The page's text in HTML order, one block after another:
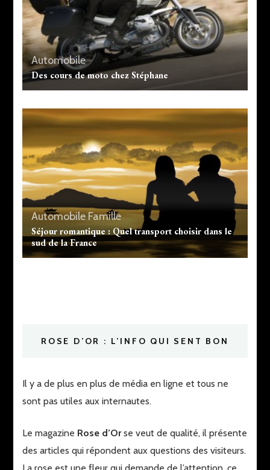
Automobile
Des cours de moto chez Stéphane
AutomobileFamille
Séjour romantique : Quel transport choisir dans le
sud de la France
ROSE D’OR : L’INFO QUI SENT BON
Il y a de plus en plus de média en ligne et tous ne
sont pas utiles aux internautes.
Le magazine Rose d’Orse veut de qualité, il présente
des articles qui répondent aux questions des visiteurs.
La rose est une fleur qui demande de l’attention, ce